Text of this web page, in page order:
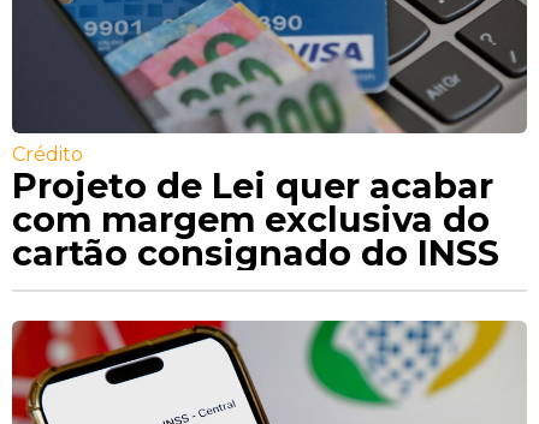
Crédito
Projeto de Lei quer acabar
com margem exclusiva do
cartão consignado do INSS